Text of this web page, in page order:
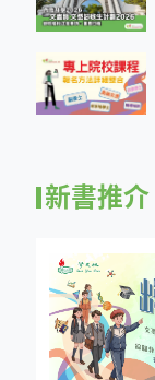
新書推介